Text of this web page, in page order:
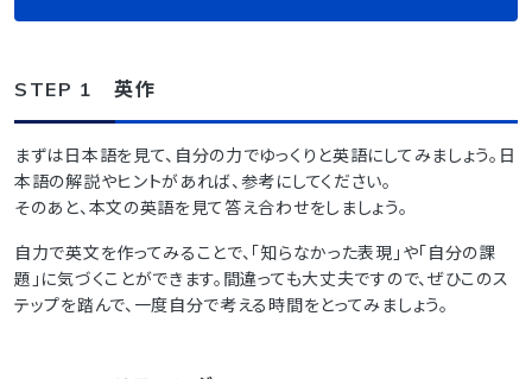
STEP 1 英作
まずは日本語を見て、自分の力でゆっくりと英語にしてみましょう。日
本語の解説やヒントがあれば、参考にしてください。
そのあと、本文の英語を見て答え合わせをしましょう。
自力で英文を作ってみることで、「知らなかった表現」や「自分の課
題」に気づくことができます。間違っても大丈夫ですので、ぜひこのス
テップを踏んで、一度自分で考える時間をとってみましょう。